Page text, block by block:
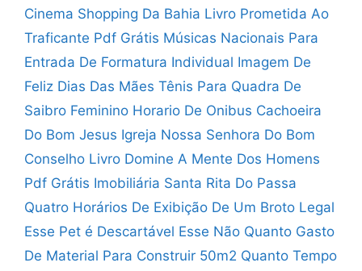
Cinema Shopping Da Bahia Livro Prometida Ao
Traficante Pdf Grátis Músicas Nacionais Para
Entrada De Formatura Individual Imagem De
Feliz Dias Das Mães Tênis Para Quadra De
Saibro Feminino Horario De Onibus Cachoeira
Do Bom Jesus Igreja Nossa Senhora Do Bom
Conselho Livro Domine A Mente Dos Homens
Pdf Grátis Imobiliária Santa Rita Do Passa
Quatro Horários De Exibição De Um Broto Legal
Esse Pet é Descartável Esse Não Quanto Gasto
De Material Para Construir 50m2 Quanto Tempo